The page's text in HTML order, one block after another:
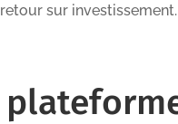
sur investissement.